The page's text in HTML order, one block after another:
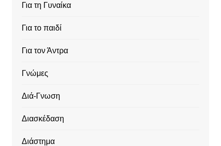
Για τη Γυναίκα
Για το παιδί
Για τον Άντρα
Γνώμες
Διά-Γνωση
Διασκέδαση
Διάστημα